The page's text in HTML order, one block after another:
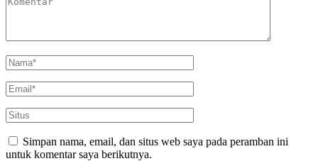
Simpan nama, email, dan situs web saya pada peramban ini
untuk komentar saya berikutnya.